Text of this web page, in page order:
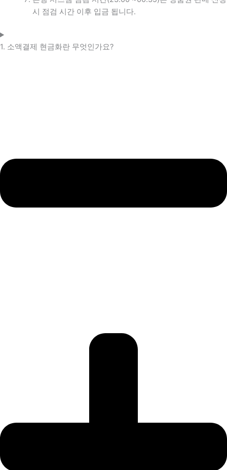
시 점검 시간 이후 입금 됩니다.
1. 소액결제 현금화란 무엇인가요?